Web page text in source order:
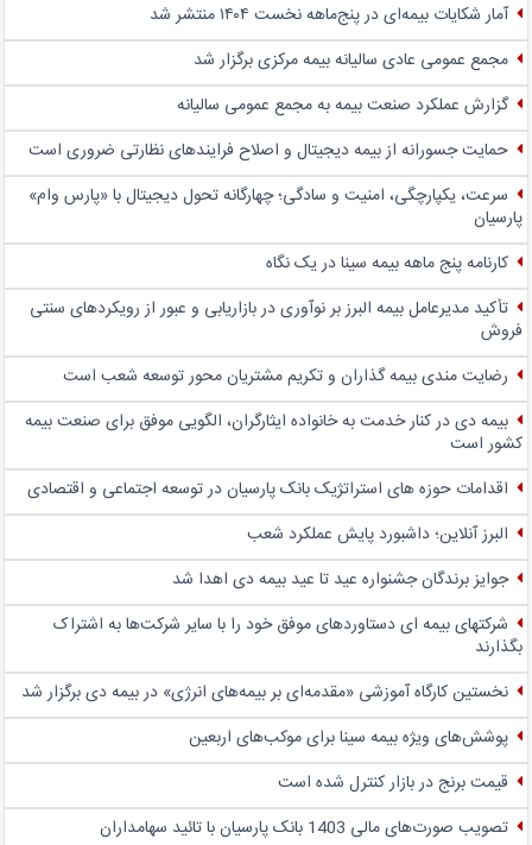
آمار شکایات بیمه‌ای در پنج‌‌ماهه نخست ۱۴۰۴ منتشر شد
مجمع عمومی عادی سالیانه بیمه مرکزی برگزار شد
گزارش عملکرد صنعت بیمه به مجمع عمومی سالیانه
حمایت جسورانه از بیمه دیجیتال و اصلاح فرایندهای نظارتی ضروری است
سرعت، یکپارچگی، امنیت و سادگی؛ چهار‌گانه تحول دیجیتال با «پارس وام»
پارسیان
کارنامه پنج ماهه بیمه سینا در یک نگاه
تأکید مدیرعامل بیمه البرز بر نوآوری در بازاریابی و عبور از رویکردهای سنتی
فروش
رضایت مندی بیمه گذاران و تکریم مشتریان محور توسعه شعب است
بیمه دی در کنار خدمت به خانواده ایثارگران، الگویی موفق برای صنعت بیمه
کشور است
اقدامات حوزه های استراتژیک بانک پارسیان در توسعه اجتماعی و اقتصادی
البرز آنلاین؛ داشبورد پایش عملکرد شعب
جوایز برندگان جشنواره عید تا عید بیمه دی اهدا شد
شرکتهای بیمه ای دستاوردهای موفق خود را با سایر شرکت‌ها به اشتراک
بگذارند
نخستین کارگاه آموزشی «مقدمه‌ای بر بیمه‌های انرژی» در بیمه دی برگزار شد
پوشش‌های ویژه بیمه سینا برای موکب‌های اربعین
قیمت برنج در بازار کنترل شده است
تصویب صورت‌های مالی 1403 بانک پارسیان با تائید سهامداران